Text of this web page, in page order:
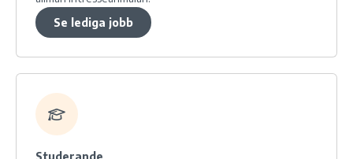
Se lediga jobb